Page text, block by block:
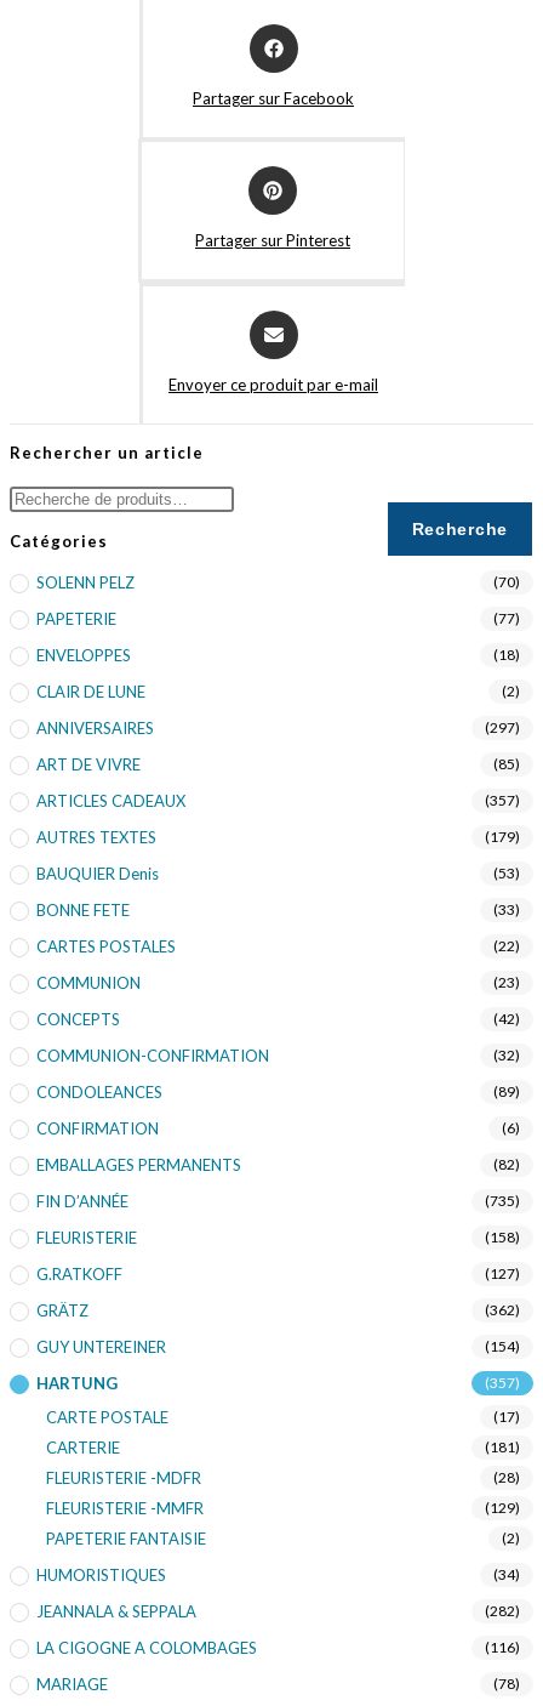
Partager sur Facebook
Partager sur Pinterest
Envoyer ce produit par e-mail
Rechercher un article
Recherche
Catégories
SOLENN PELZ (70)
PAPETERIE (77)
ENVELOPPES (18)
CLAIR DE LUNE (2)
ANNIVERSAIRES (297)
ART DE VIVRE (85)
ARTICLES CADEAUX (357)
AUTRES TEXTES (179)
BAUQUIER Denis (53)
BONNE FETE (33)
CARTES POSTALES (22)
COMMUNION (23)
CONCEPTS (42)
COMMUNION-CONFIRMATION (32)
CONDOLEANCES (89)
CONFIRMATION (6)
EMBALLAGES PERMANENTS (82)
FIN D’ANNÉE (735)
FLEURISTERIE (158)
G.RATKOFF (127)
GRÄTZ (362)
GUY UNTEREINER (154)
HARTUNG (357)
CARTE POSTALE (17)
CARTERIE (181)
FLEURISTERIE -MDFR (28)
FLEURISTERIE -MMFR (129)
PAPETERIE FANTAISIE (2)
HUMORISTIQUES (34)
JEANNALA & SEPPALA (282)
LA CIGOGNE A COLOMBAGES (116)
MARIAGE (78)